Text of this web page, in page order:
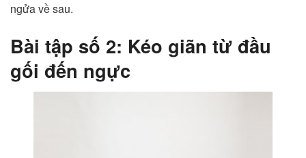
ngửa về sau.
Bài tập số 2: Kéo giãn từ đầu
gối đến ngực